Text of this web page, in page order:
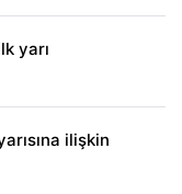
yarı
ilişkin